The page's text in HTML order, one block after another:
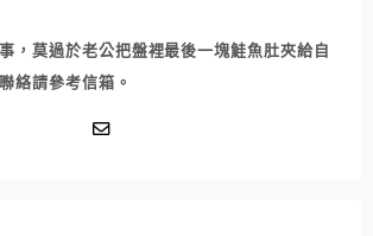
，莫過於老公把盤裡最後一塊鮭魚肚夾給自
絡請參考信箱。